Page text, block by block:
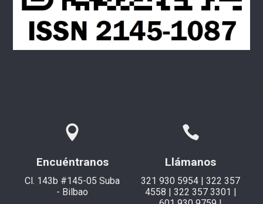
Encuéntranos
Cl. 143b #145-05 Suba
- Bilbao
Llámanos
321 930 5954 | 322 357
4558 | 322 357 3301 |